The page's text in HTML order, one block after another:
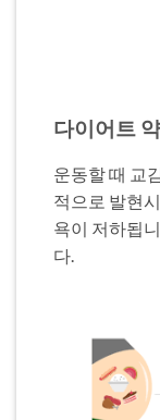
다이어트
운동할 때 교
적으로 발현
욕이 저하됩
다.